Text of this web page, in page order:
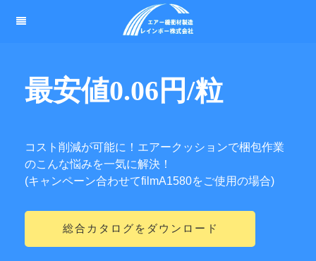
最安値0.06円/粒
コスト削減が可能に！エアークッションで梱包作業
のこんな悩みを一気に解決！
(キャンペーン合わせてfilmA1580をご使用の場合)
総合カタログをダウンロード